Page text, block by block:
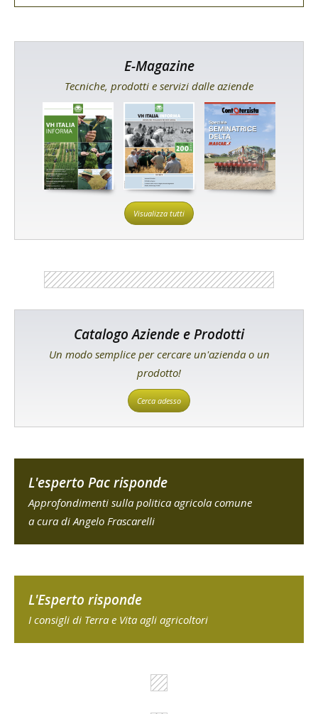
E-Magazine
Tecniche, prodotti e servizi dalle aziende
Visualizza tutti
Catalogo Aziende e Prodotti
Un modo semplice per cercare un'azienda o un
prodotto!
Cerca adesso
L'esperto Pac risponde
Approfondimenti sulla politica agricola comune
a cura di Angelo Frascarelli
L'Esperto risponde
I consigli di Terra e Vita agli agricoltori